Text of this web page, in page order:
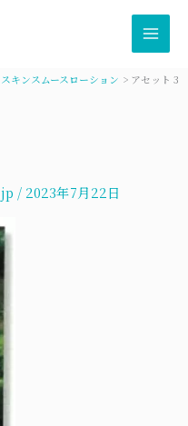
スキンスムースローション アセット 3
/ 2023年7月22日